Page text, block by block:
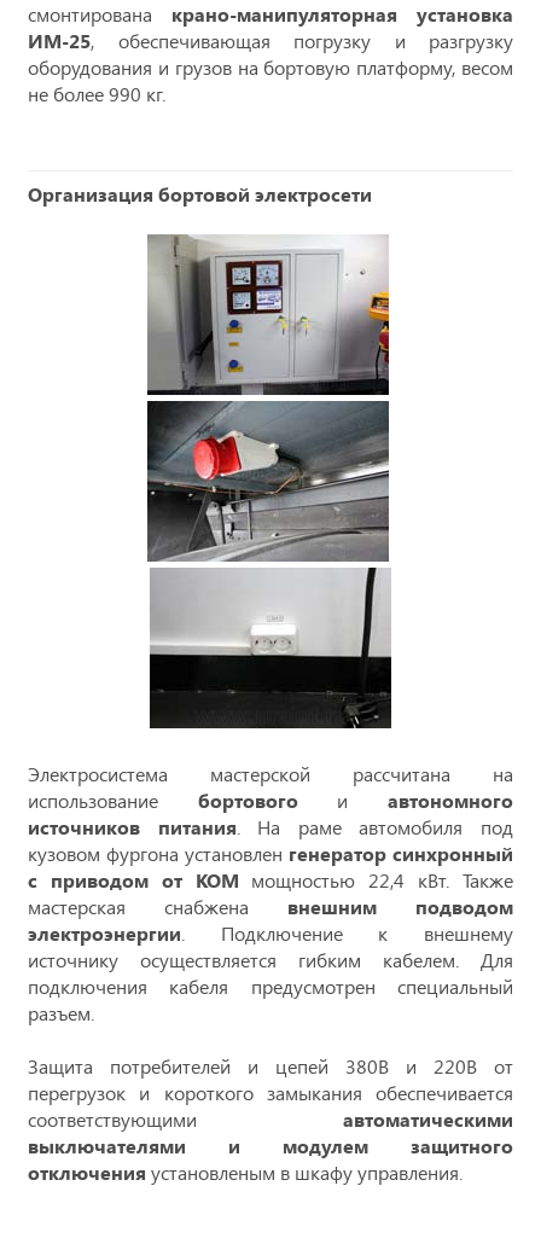
смонтирована крано-манипуляторная установка
ИМ-25, обеспечивающая погрузку и разгрузку
оборудования и грузов на бортовую платформу, весом
не более 990 кг.
Организация бортовой электросети
Электросистема мастерской рассчитана на
использование бортовогоиавтономного
источников питания . На раме автомобиля под
кузовом фургона установлен генератор синхронный
с приводом от КОМ мощностью 22,4 кВт. Также
мастерская снабжена внешним подводом
электроэнергии . Подключение к внешнему
источнику осуществляется гибким кабелем. Для
подключения кабеля предусмотрен специальный
разъем.
Защита потребителей и цепей 380В и 220В от
перегрузок и короткого замыкания обеспечивается
соответствующими автоматическими
выключателями и модулем защитного
отключения установленым в шкафу управления.